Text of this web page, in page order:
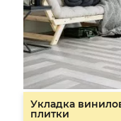
Укладка
плитки